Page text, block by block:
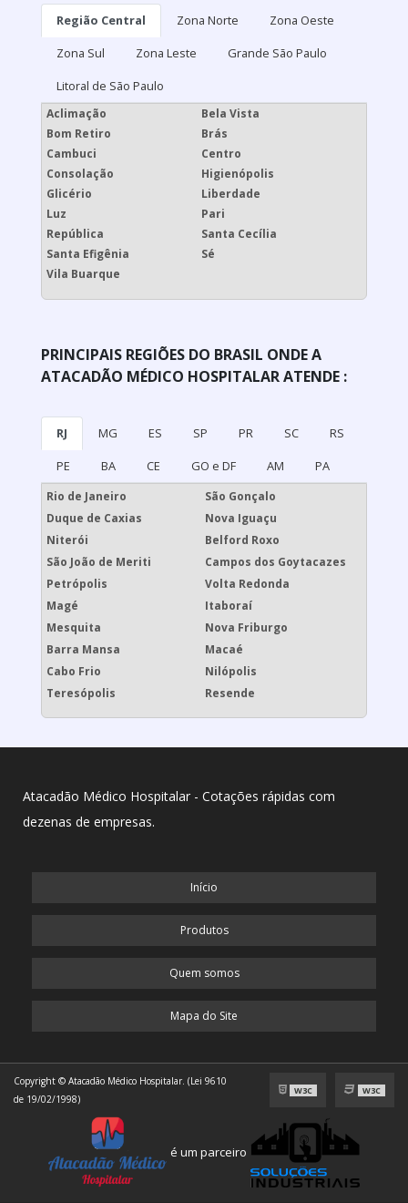
Região Central
Zona Leste
Aclimação
Bela Vista
Bom Retiro
Brás
Cambuci
Centro
Consolação
Higienópolis
Glicério
Liberdade
Luz
Pari
República
Santa Cecília
Santa Efigênia
Sé
Vila Buarque
PRINCIPAIS REGIÕES DO BRASIL ONDE A
ATACADÃO MÉDICO HOSPITALAR ATENDE :
RJ
Rio de Janeiro
São Gonçalo
Duque de Caxias
Nova Iguaçu
Niterói
Belford Roxo
São João de Meriti
Campos dos Goytacazes
Petrópolis
Volta Redonda
Magé
Itaboraí
Mesquita
Nova Friburgo
Barra Mansa
Macaé
Cabo Frio
Nilópolis
Teresópolis
Resende
dezenas de empresas.
de 19/02/1998)